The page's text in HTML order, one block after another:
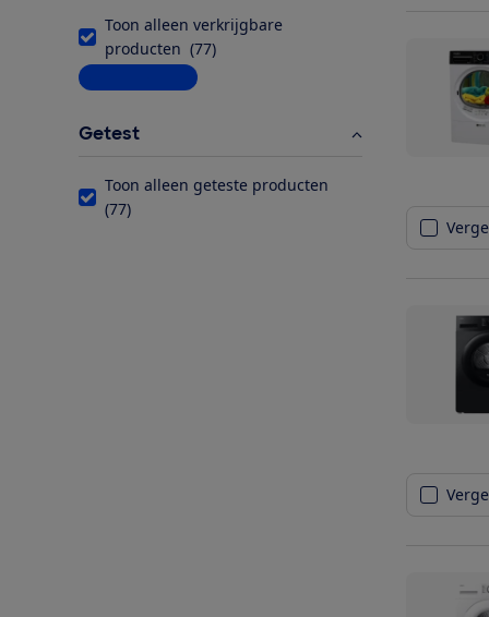
Toon alleen verkrijgbare
producten (77)
Meer informatie
Getest
Toon alleen geteste producten
(77)